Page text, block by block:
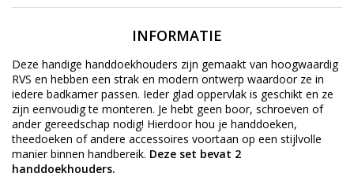
INFORMATIE
Deze handige handdoekhouders zijn gemaakt van hoogwaardig
RVS en hebben een strak en modern ontwerp waardoor ze in
iedere badkamer passen. Ieder glad oppervlak is geschikt en ze
zijn eenvoudig te monteren. Je hebt geen boor, schroeven of
ander gereedschap nodig! Hierdoor hou je handdoeken,
theedoeken of andere accessoires voortaan op een stijlvolle
manier binnen handbereik. Deze set bevat 2
handdoekhouders.